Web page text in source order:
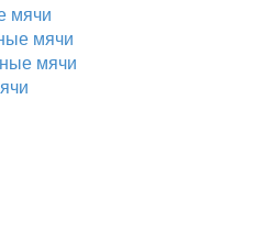
мячи
мячи
мячи